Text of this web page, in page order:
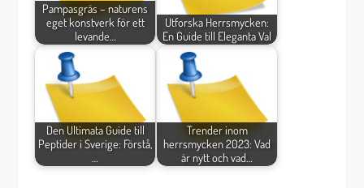
Pampasgräs – naturens
eget konstverk för ett
levande…
Utforska Herrsmycken:
En Guide till Eleganta Val
Den Ultimata Guide till
Peptider i Sverige: Förstå,
…
Trender inom
herrsmycken 2023: Vad
är nytt och vad…